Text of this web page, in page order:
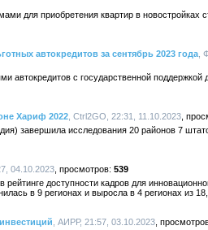
для приобретения квартир в новостройках
автокредитов за сентябрь 2023 года ,
автокредитов с государственной поддержкой
Хариф 2022 , Ctrl2GO, 22:31, 11.10.2023
завершила исследования 20 районов 7
04.10.2023
539
доступности кадров для
в 9 регионах и выросла в 4 регионах из
, АИРР, 21:57, 03.10.2023